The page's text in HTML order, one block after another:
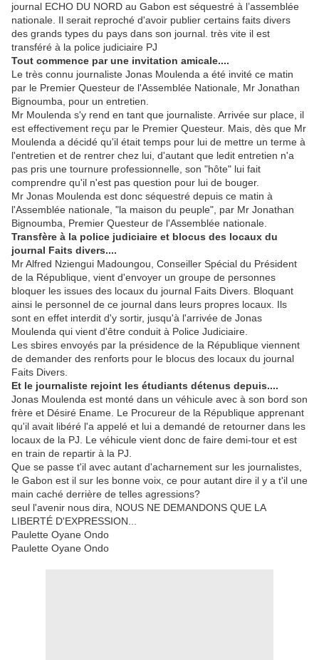
journal ECHO DU NORD au Gabon est séquestré à l’assemblée
nationale. Il serait reproché d'avoir publier certains faits divers
des grands types du pays dans son journal. très vite il est
transféré à la police judiciaire PJ
Tout commence par une invitation amicale....
Le très connu journaliste Jonas Moulenda a été invité ce matin
par le Premier Questeur de l'Assemblée Nationale, Mr Jonathan
Bignoumba, pour un entretien.
Mr Moulenda s'y rend en tant que journaliste. Arrivée sur place, il
est effectivement reçu par le Premier Questeur. Mais, dès que Mr
Moulenda a décidé qu'il était temps pour lui de mettre un terme à
l'entretien et de rentrer chez lui, d'autant que ledit entretien n'a
pas pris une tournure professionnelle, son "hôte" lui fait
comprendre qu'il n'est pas question pour lui de bouger.
Mr Jonas Moulenda est donc séquestré depuis ce matin à
l'Assemblée nationale, "la maison du peuple", par Mr Jonathan
Bignoumba, Premier Questeur de l'Assemblée nationale.
Transfère à la police judiciaire et blocus des locaux du
journal Faits divers....
Mr Alfred Nziengui Madoungou, Conseiller Spécial du Président
de la République, vient d'envoyer un groupe de personnes
bloquer les issues des locaux du journal Faits Divers. Bloquant
ainsi le personnel de ce journal dans leurs propres locaux. Ils
sont en effet interdit d'y sortir, jusqu'à l'arrivée de Jonas
Moulenda qui vient d'être conduit à Police Judiciaire.
Les sbires envoyés par la présidence de la République viennent
de demander des renforts pour le blocus des locaux du journal
Faits Divers.
Et le journaliste rejoint les étudiants détenus depuis....
Jonas Moulenda est monté dans un véhicule avec à son bord son
frère et Désiré Ename. Le Procureur de la République apprenant
qu'il avait libéré l'a appelé et lui a demandé de retourner dans les
locaux de la PJ. Le véhicule vient donc de faire demi-tour et est
en train de repartir à la PJ.
Que se passe t'il avec autant d'acharnement sur les journalistes,
le Gabon est il sur les bonne voix, ce pour autant dire il y a t'il une
main caché derrière de telles agressions?
seul l'avenir nous dira, NOUS NE DEMANDONS QUE LA
LIBERTÉ D'EXPRESSION...
Paulette Oyane Ondo
Paulette Oyane Ondo